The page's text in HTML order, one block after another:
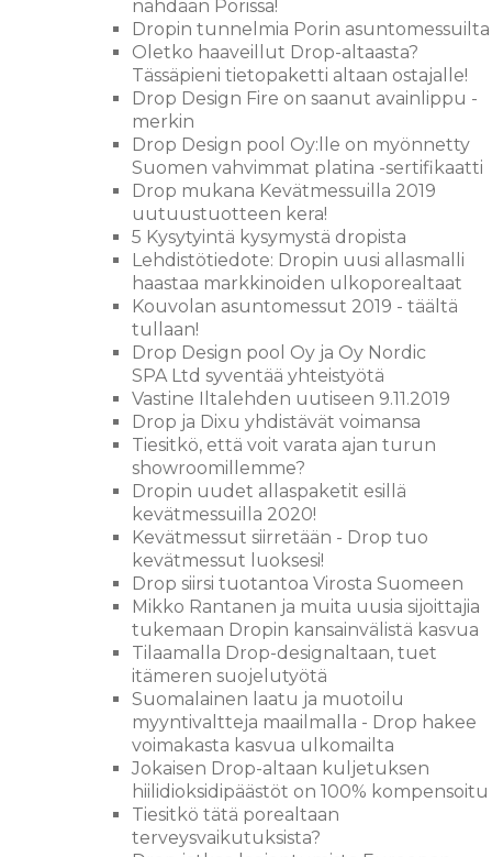
nähdään Porissa!
Dropin tunnelmia Porin asuntomessuilta
Oletko haaveillut Drop-altaasta?
Tässäpieni tietopaketti altaan ostajalle!
Drop Design Fire on saanut avainlippu -
merkin
Drop Design pool Oy:lle on myönnetty
Suomen vahvimmat platina -sertifikaatti
Drop mukana Kevätmessuilla 2019
uutuustuotteen kera!
5 Kysytyintä kysymystä dropista
Lehdistötiedote: Dropin uusi allasmalli
haastaa markkinoiden ulkoporealtaat
Kouvolan asuntomessut 2019 - täältä
tullaan!
Drop Design pool Oy ja Oy Nordic
SPA Ltd syventää yhteistyötä
Vastine Iltalehden uutiseen 9.11.2019
Drop ja Dixu yhdistävät voimansa
Tiesitkö, että voit varata ajan turun
showroomillemme?
Dropin uudet allaspaketit esillä
kevätmessuilla 2020!
Kevätmessut siirretään - Drop tuo
kevätmessut luoksesi!
Drop siirsi tuotantoa Virosta Suomeen
Mikko Rantanen ja muita uusia sijoittajia
tukemaan Dropin kansainvälistä kasvua
Tilaamalla Drop-designaltaan, tuet
itämeren suojelutyötä
Suomalainen laatu ja muotoilu
myyntivaltteja maailmalla - Drop hakee
voimakasta kasvua ulkomailta
Jokaisen Drop-altaan kuljetuksen
hiilidioksidipäästöt on 100% kompensoitu
Tiesitkö tätä porealtaan
terveysvaikutuksista?